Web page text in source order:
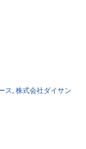
ス, 株式会社ダイサン